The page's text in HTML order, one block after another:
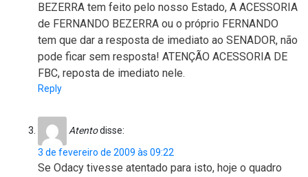
BEZERRA tem feito pelo nosso Estado, A ACESSORIA
de FERNANDO BEZERRA ou o próprio FERNANDO
tem que dar a resposta de imediato ao SENADOR, não
pode ficar sem resposta! ATENÇÃO ACESSORIA DE
FBC, reposta de imediato nele.
Reply
Atentodisse:
3 de fevereiro de 2009 às 09:22
Se Odacy tivesse atentado para isto, hoje o quadro